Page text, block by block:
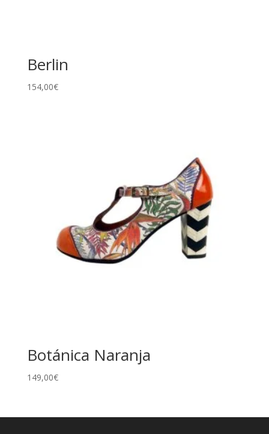
Berlin
154,00€
Botánica Naranja
149,00€